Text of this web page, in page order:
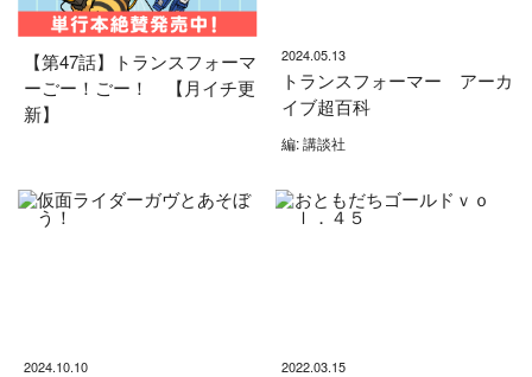
【第47話】トランスフォーマ
ーごー！ごー！ 【月イチ更
新】
2024.05.13
トランスフォーマー アーカ
イブ超百科
編: 講談社
2024.10.10 2022.03.15